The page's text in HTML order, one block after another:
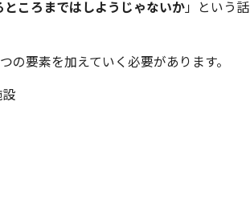
ころまではしようじゃないか」という話
の要素を加えていく必要があります。